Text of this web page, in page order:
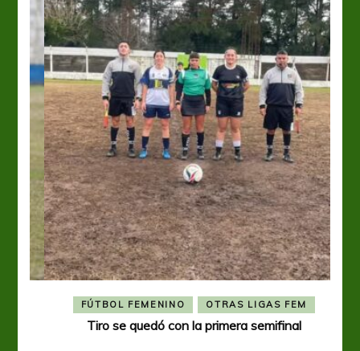
FÚTBOL FEMENINO OTRAS LIGAS FEM
Tiro se quedó con la primera semifinal